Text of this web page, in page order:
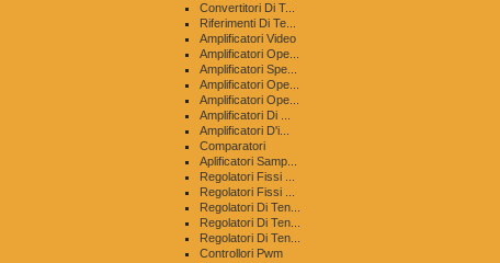
Convertitori Di T...
Riferimenti Di Te...
Amplificatori Video
Amplificatori Ope...
Amplificatori Spe...
Amplificatori Ope...
Amplificatori Ope...
Amplificatori Di ...
Amplificatori D'i...
Comparatori
Aplificatori Samp...
Regolatori Fissi ...
Regolatori Fissi ...
Regolatori Di Ten...
Regolatori Di Ten...
Regolatori Di Ten...
Controllori Pwm